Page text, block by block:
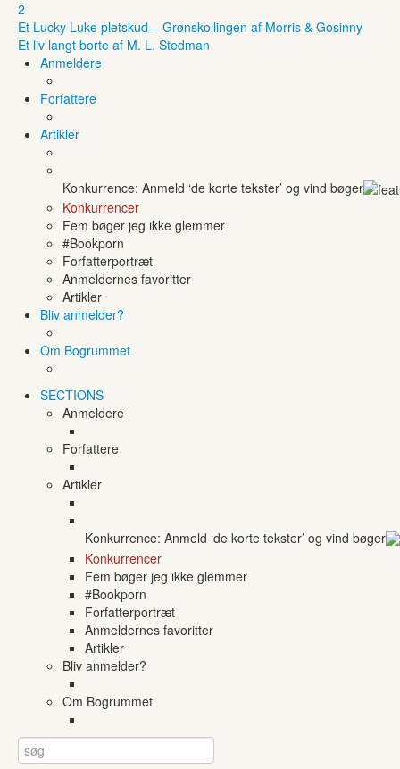
2
Et Lucky Luke pletskud – Grønskollingen af Morris & Gosinny
Et liv langt borte af M. L. Stedman
Anmeldere
Forfattere
Artikler
Konkurrence: Anmeld ‘de korte tekster’ og vind bøger
Konkurrencer
Fem bøger jeg ikke glemmer
#Bookporn
Forfatterportræt
Anmeldernes favoritter
Artikler
Bliv anmelder?
Om Bogrummet
SECTIONS
Anmeldere
Forfattere
Artikler
Konkurrence: Anmeld ‘de korte tekster’ og vind bøger
Konkurrencer
Fem bøger jeg ikke glemmer
#Bookporn
Forfatterportræt
Anmeldernes favoritter
Artikler
Bliv anmelder?
Om Bogrummet